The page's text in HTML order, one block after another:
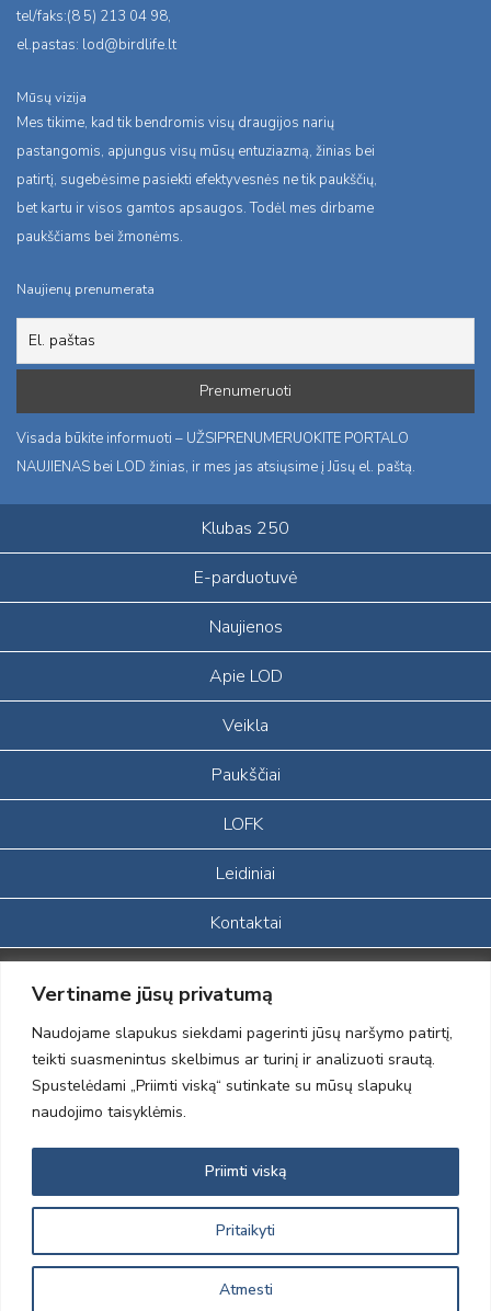
Vertiname jūsų privatumą
Naudojame slapukus siekdami pagerinti jūsų naršymo patirtį,
teikti suasmenintus skelbimus ar turinį ir analizuoti srautą.
Spustelėdami „Priimti viską“ sutinkate su mūsų slapukų
naudojimo taisyklėmis.
Pritaikyti
Atmesti
Priimti viską
tel/faks:(8 5) 213 04 98,
el.pastas: lod@birdlife.lt
Mūsų vizija
Mes tikime, kad tik bendromis visų draugijos narių
pastangomis, apjungus visų mūsų entuziazmą, žinias bei
patirtį, sugebėsime pasiekti efektyvesnės ne tik paukščių,
bet kartu ir visos gamtos apsaugos. Todėl mes dirbame
paukščiams bei žmonėms.
Naujienų prenumerata
Visada būkite informuoti – UŽSIPRENUMERUOKITE PORTALO
NAUJIENAS bei LOD žinias, ir mes jas atsiųsime į Jūsų el. paštą.
Klubas 250
E-parduotuvė
Naujienos
Apie LOD
Veikla
Paukščiai
LOFK
Leidiniai
Kontaktai
Portalas sukurtas įgyvendinant Lietuvos Respublikos, Europos
ekonominės erdvės ir Norvegijos finansinių mechanizmų iš dalies
finansuojamą paprojektį
„LOD visuomeninės /gamtosauginės veiklos sustiprinimas ir įvaizdžio
formavimas įtraukiant visuomenę į aplinkosauginių tyrimų veiklą“
(paprojekčio
įgyvendinimo sutarties numeris 2004-LT0008-NVO-1EEE/NOR-02-
2012 © Lietuvos Ornitologų Draugija © 2014, Visos teisės saugomos
Electronic Solutions for Business